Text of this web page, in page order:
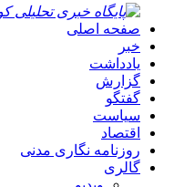
صفحه اصلی
خبر
یادداشت
گزارش
گفتگو
سیاست
اقتصاد
روزنامه نگاری مدنی
گالری